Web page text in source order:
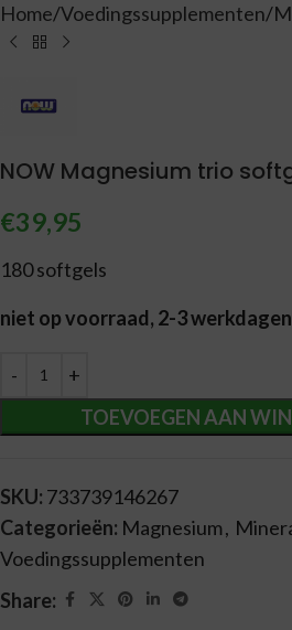
Home Voedingssupplementen
NOW Magnesium trio
€39,95
180 softgels
niet op voorraad, 2-3 werkdagen
TOEVOEGEN AAN
Alternative:
SKU: 733739146267
Categorieën: Magnesium,
Voedingssupplementen
Share: